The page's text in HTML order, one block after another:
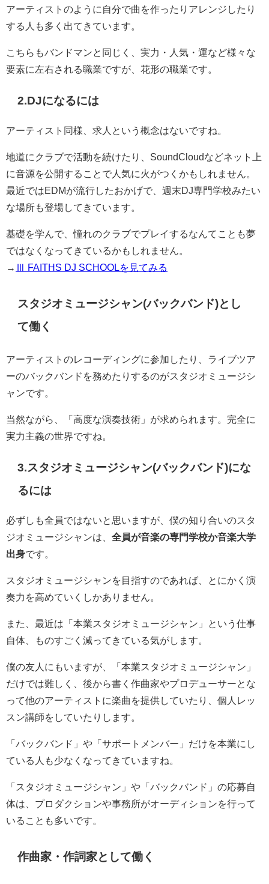
アーティストのように自分で曲を作ったりアレンジしたり
する人も多く出てきています。
こちらもバンドマンと同じく、実力・人気・運など様々な
要素に左右される職業ですが、花形の職業です。
2.DJになるには
アーティスト同様、求人という概念はないですね。
地道にクラブで活動を続けたり、SoundCloudなどネット上
に音源を公開することで人気に火がつくかもしれません。
最近ではEDMが流行したおかげで、週末DJ専門学校みたい
な場所も登場してきています。
基礎を学んで、憧れのクラブでプレイするなんてことも夢
ではなくなってきているかもしれません。
→ Ⅲ FAITHS DJ SCHOOLを見てみる
スタジオミュージシャン(バックバンド)とし
て働く
アーティストのレコーディングに参加したり、ライブツア
ーのバックバンドを務めたりするのがスタジオミュージシ
ャンです。
当然ながら、「高度な演奏技術」が求められます。完全に
実力主義の世界ですね。
3.スタジオミュージシャン(バックバンド)にな
るには
必ずしも全員ではないと思いますが、僕の知り合いのスタ
ジオミュージシャンは、 全員が音楽の専門学校か音楽大学
出身です。
スタジオミュージシャンを目指すのであれば、とにかく演
奏力を高めていくしかありません。
また、最近は「本業スタジオミュージシャン」という仕事
自体、ものすごく減ってきている気がします。
僕の友人にもいますが、「本業スタジオミュージシャン」
だけでは難しく、後から書く作曲家やプロデューサーとな
って他のアーティストに楽曲を提供していたり、個人レッ
スン講師をしていたりします。
「バックバンド」や「サポートメンバー」だけを本業にし
ている人も少なくなってきていますね。
「スタジオミュージシャン」や「バックバンド」の応募自
体は、プロダクションや事務所がオーディションを行って
いることも多いです。
作曲家・作詞家として働く